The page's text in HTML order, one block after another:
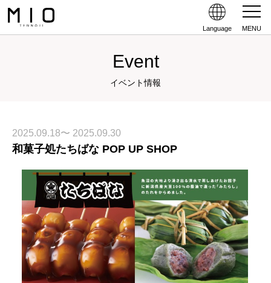
Language MENU
Event
イベント情報
2025.09.18〜 2025.09.30
和菓子処たちばな POP UP SHOP